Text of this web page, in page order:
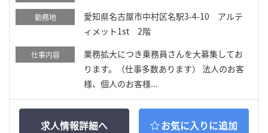
勤務地
愛知県名古屋市中村区名駅3-4-10 アルテ
ィメット1st 2階
仕事内容
業務拡大につき乗務員さんを大募集してお
ります。（仕事多数あります） 法人のお客
様、個人のお客様...
求人情報詳細へ お気に入りに追加